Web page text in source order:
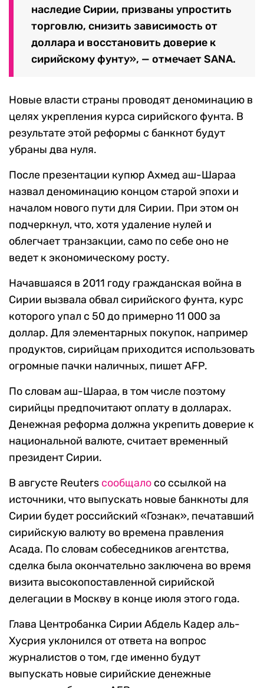
наследие Сирии, призваны упростить
торговлю, снизить зависимость от
доллара и восстановить доверие к
сирийскому фунту», — отмечает SANA.
Новые власти страны проводят деноминацию в
целях укрепления курса сирийского фунта. В
результате этой реформы с банкнот будут
убраны два нуля.
После презентации купюр Ахмед аш-Шараа
назвал деноминацию концом старой эпохи и
началом нового пути для Сирии. При этом он
подчеркнул, что, хотя удаление нулей и
облегчает транзакции, само по себе оно не
ведет к экономическому росту.
Начавшаяся в 2011 году гражданская война в
Сирии вызвала обвал сирийского фунта, курс
которого упал с 50 до примерно 11 000 за
доллар. Для элементарных покупок, например
продуктов, сирийцам приходится использовать
огромные пачки наличных, пишет AFP.
По словам аш-Шараа, в том числе поэтому
сирийцы предпочитают оплату в долларах.
Денежная реформа должна укрепить доверие к
национальной валюте, считает временный
президент Сирии.
В августе Reuters сообщало со ссылкой на
источники, что выпускать новые банкноты для
Сирии будет российский «Гознак», печатавший
сирийскую валюту во времена правления
Асада. По словам собеседников агентства,
сделка была окончательно заключена во время
визита высокопоставленной сирийской
делегации в Москву в конце июля этого года.
Глава Центробанка Сирии Абдель Кадер аль-
Хусрия уклонился от ответа на вопрос
журналистов о том, где именно будут
выпускать новые сирийские денежные